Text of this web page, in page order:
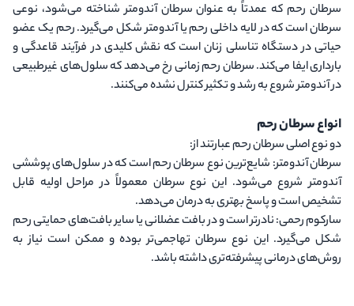
سرطان رحم که عمدتاً به عنوان سرطان آندومتر شناخته می‌شود، نوعی
سرطان است که در لایه داخلی رحم یا آندومتر شکل می‌گیرد. رحم یک عضو
حیاتی در دستگاه تناسلی زنان است که نقش کلیدی در فرآیند قاعدگی و
بارداری ایفا می‌کند. سرطان رحم زمانی رخ می‌دهد که سلول‌های غیرطبیعی
در آندومتر شروع به رشد و تکثیر کنترل نشده می‌کنند.
انواع سرطان رحم
دو نوع اصلی سرطان رحم عبارتند از:
سرطان آندومتر: شایع‌ترین نوع سرطان رحم است که در سلول‌های پوششی
آندومتر شروع می‌شود. این نوع سرطان معمولاً در مراحل اولیه قابل
تشخیص است و پاسخ بهتری به درمان می‌دهد.
سارکوم رحمی: نادرتر است و در بافت عضلانی یا سایر بافت‌های حمایتی رحم
شکل می‌گیرد. این نوع سرطان تهاجمی‌تر بوده و ممکن است نیاز به
روش‌های درمانی پیشرفته‌تری داشته باشد.